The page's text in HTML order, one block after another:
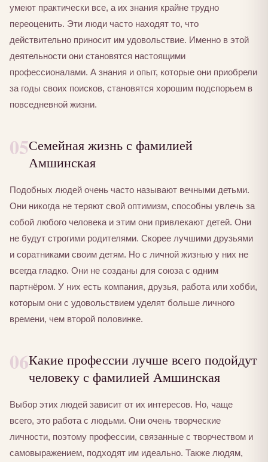
умеют практически все, а их знания крайне трудно
переоценить. Эти люди часто находят то, что
действительно приносит им удовольствие. Именно в этой
деятельности они становятся настоящими
профессионалами. А знания и опыт, которые они приобрели
за годы своих поисков, становятся хорошим подспорьем в
повседневной жизни.
05Семейная жизнь с фамилией
Амшинская
Подобных людей очень часто называют вечными детьми.
Они никогда не теряют свой оптимизм, способны увлечь за
собой любого человека и этим они привлекают детей. Они
не будут строгими родителями. Скорее лучшими друзьями
и соратниками своим детям. Но с личной жизнью у них не
всегда гладко. Они не созданы для союза с одним
партнёром. У них есть компания, друзья, работа или хобби,
которым они с удовольствием уделят больше личного
времени, чем второй половинке.
06Какие профессии лучше всего подойдут
человеку с фамилией Амшинская
Выбор этих людей зависит от их интересов. Но, чаще
всего, это работа с людьми. Они очень творческие
личности, поэтому профессии, связанные с творчеством и
самовыражением, подходят им идеально. Также людям,